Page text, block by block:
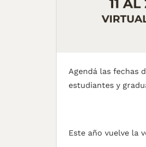
Agendá las fechas
estudiantes y
Este año vuelve la